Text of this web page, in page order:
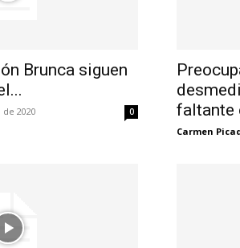
Brunca siguen
2020 0
faltante
Carmen